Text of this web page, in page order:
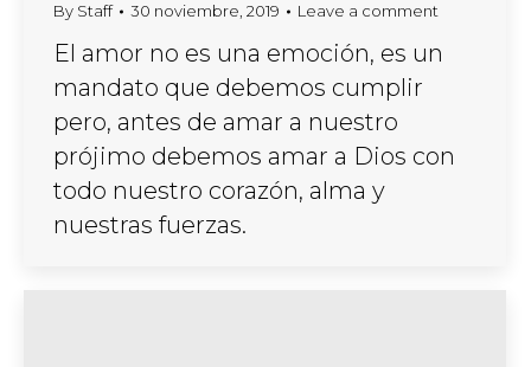
By Staff 30 noviembre, 2019 Leave a comment
El amor no es una emoción, es un
mandato que debemos cumplir
pero, antes de amar a nuestro
prójimo debemos amar a Dios con
todo nuestro corazón, alma y
nuestras fuerzas.